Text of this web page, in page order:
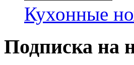
Кухонные
Подписка на